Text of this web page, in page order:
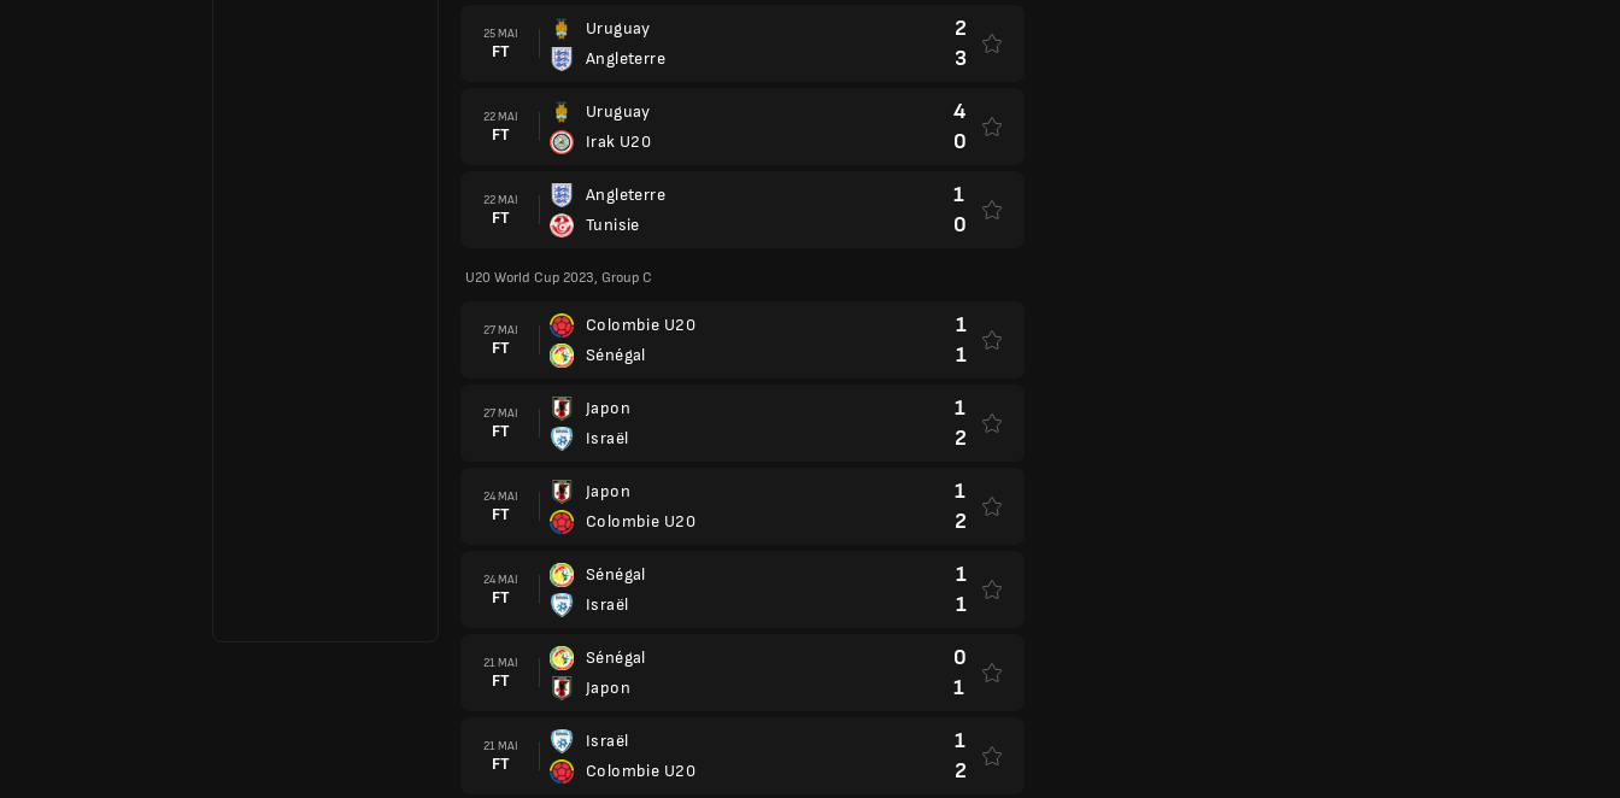
25 MAI
FT
Uruguay
Angleterre
2
3
22 MAI
FT
Uruguay
Irak U20
4
0
22 MAI
FT
Angleterre
Tunisie
1
0
U20 World Cup 2023, Group C
27 MAI
FT
Colombie U20
Sénégal
1
1
27 MAI
FT
Japon
Israël
1
2
24 MAI
FT
Japon
Colombie U20
1
2
24 MAI
FT
Sénégal
Israël
1
1
21 MAI
FT
Sénégal
Japon
0
1
21 MAI
FT
Israël
Colombie U20
1
2